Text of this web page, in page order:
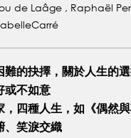
de Laâge , Raphaël
難的抉擇，關於人生的
或不如意
，四種人生，如《偶然
、笑淚交織